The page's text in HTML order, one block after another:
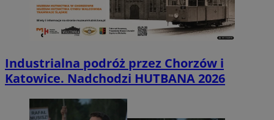
Industrialna podróż przez Chorzów i
Katowice. Nadchodzi HUTBANA 2026